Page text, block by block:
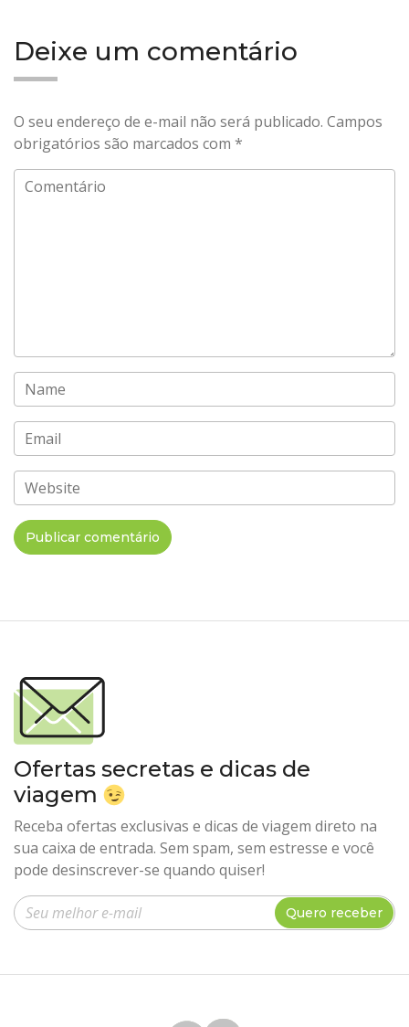
Deixe um comentário
O seu endereço de e-mail não será publicado. Campos
obrigatórios são marcados com *
Comentário
Name
Email
Website
Ofertas secretas e dicas de
viagem
Receba ofertas exclusivas e dicas de viagem direto na
sua caixa de entrada. Sem spam, sem estresse e você
pode desinscrever-se quando quiser!
Insira seu e-mail
Quero receber